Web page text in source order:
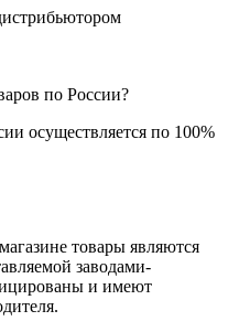
по России?
осуществляется по 100%
товары являются
заводами-
и имеют